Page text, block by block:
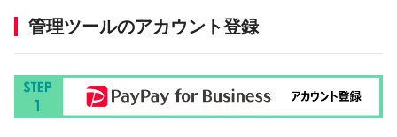
管理ツールのアカウント登録